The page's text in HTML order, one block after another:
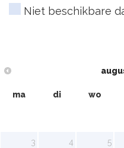
Niet beschikbare
ma di wo
3 4 5